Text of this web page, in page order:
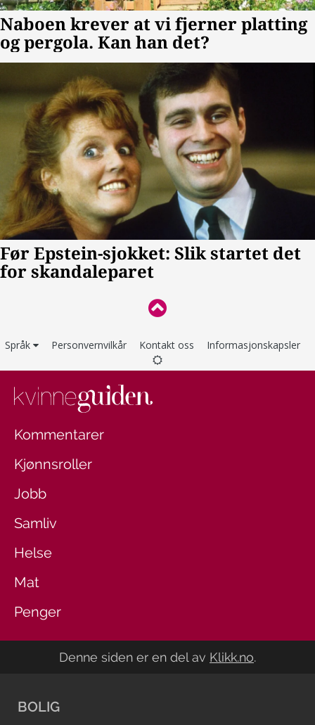
Språk Personvernvilkår Kontakt oss Informasjonskapsler
Kommentarer
Kjønnsroller
Jobb
Samliv
Helse
Mat
Penger
Denne siden er en del av Klikk.no.
BOLIG